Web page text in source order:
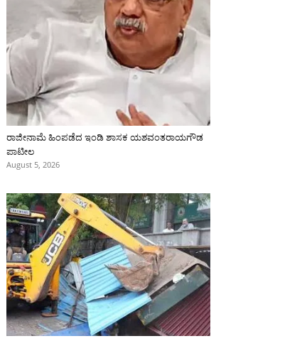
ರಾಜೀನಾಮೆ ಹಿಂಪಡೆದ ಇಂಡಿ ಶಾಸಕ ಯಶವಂತರಾಯಗೌಡ
ಪಾಟೀಲ
August 5, 2026